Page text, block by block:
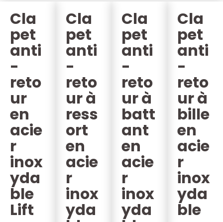
Cla
pet
anti
-
reto
ur
en
acie
r
inox
yda
ble
Lift
Cla
pet
anti
-
reto
ur à
ress
ort
en
acie
r
inox
yda
Cla
pet
anti
-
reto
ur à
batt
ant
en
acie
r
inox
yda
Cla
pet
anti
-
reto
ur à
bille
en
acie
r
inox
yda
ble